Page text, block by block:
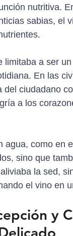
nutritiva.
sabias, el
limitaba a ser
En las
ciudadano
a los
agua, como en
sino que
la sed,
el vino en
y